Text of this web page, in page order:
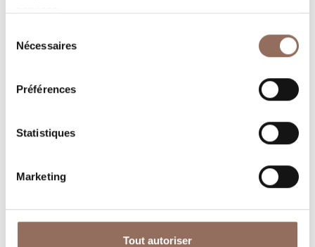
Nécessaires
Préférences
Statistiques
Marketing
Tout autoriser
Vos vacances
Programmez où dormir, où manger, quoi faire et visiter
gardant un œil sur la météo en temps réel